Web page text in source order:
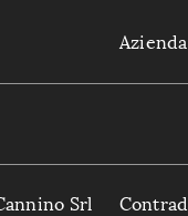
Azienda
Srl